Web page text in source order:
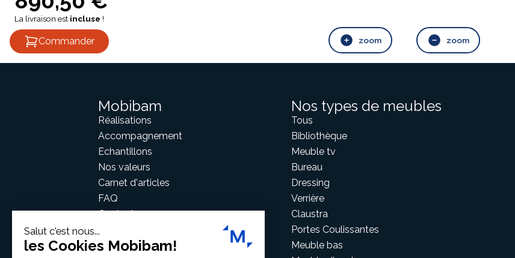
zoom zoom
La livraison est incluse !
Commander
Mobibam
Réalisations
Accompagnement
Echantillons
Nos valeurs
Carnet d'articles
FAQ
Contact
Nos types de meubles
Tous
Bibliothèque
Meuble tv
Bureau
Dressing
Verrière
Claustra
Portes Coulissantes
Meuble bas
Salut c'est nous...
les Cookies Mobibam!